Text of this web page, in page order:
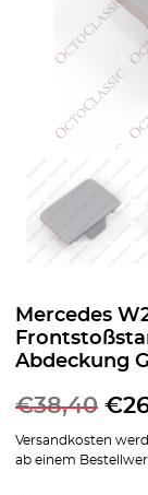
Mercedes
Abdeckung
€38,40 €
Versandkosten
ab einem